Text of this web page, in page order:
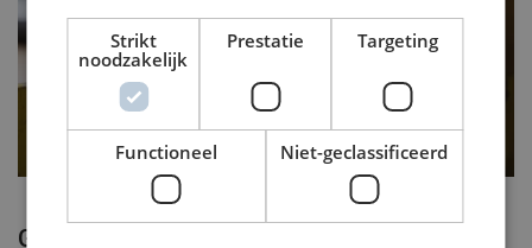
Geen uitdaging te zwaar
Strikt
noodzakelijk
Prestatie Targeting
Functioneel Niet-geclassificeerd